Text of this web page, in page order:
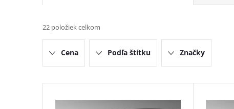
a
d
e
n
22 položiek celkom
Cena Podľa štítku Značky
V